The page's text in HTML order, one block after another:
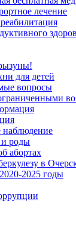
лечение
для детей
вопросы
наблюдение
и роды
абортах
в
2025 годы